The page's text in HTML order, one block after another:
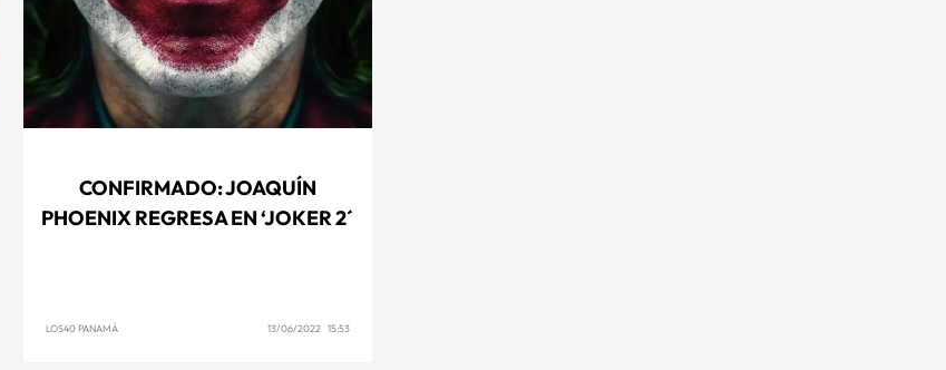
CONFIRMADO: JOAQUÍN
PHOENIX REGRESA EN ‘JOKER 2´
LOS40 PANAMÁ 13/06/2022 15:53